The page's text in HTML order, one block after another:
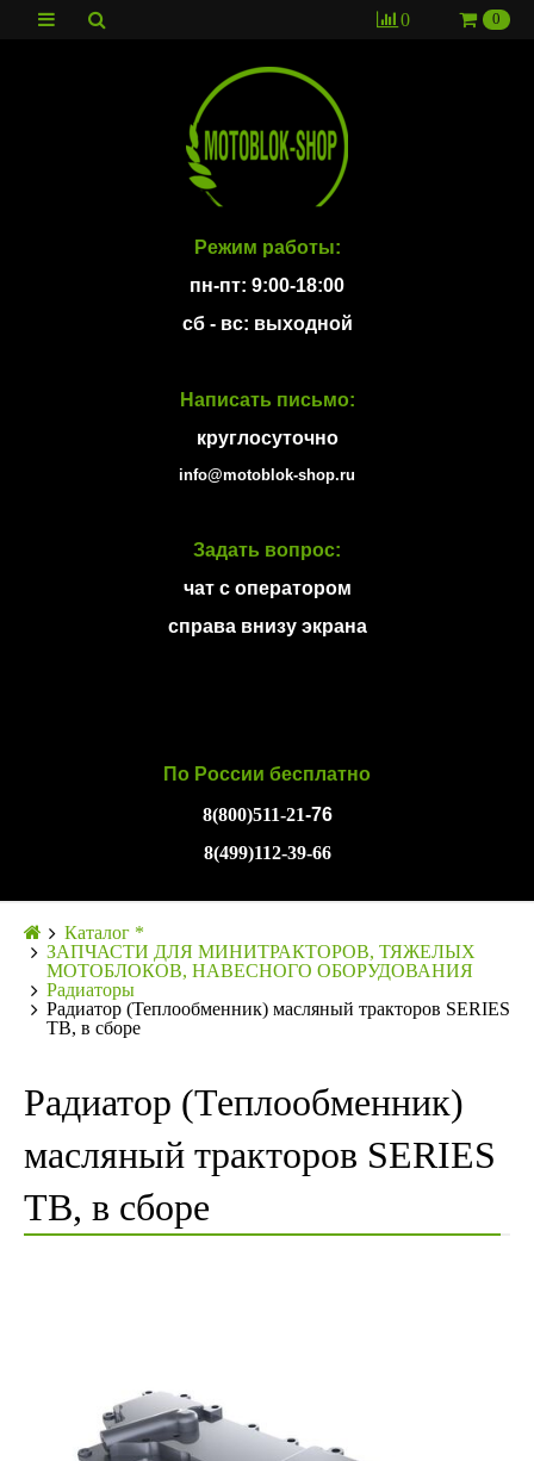
0 0
Режим работы:
пн-пт: 9:00-18:00
сб - вс: выходной
Написать письмо:
круглосуточно
info@motoblok-shop.ru
Задать вопрос:
чат с оператором
справа внизу экрана
По России бесплатно
8(800)511-21-76
8(499)112-39-66
Каталог *
ЗАПЧАСТИ ДЛЯ МИНИТРАКТОРОВ, ТЯЖЕЛЫХ
МОТОБЛОКОВ, НАВЕСНОГО ОБОРУДОВАНИЯ
Радиаторы
Радиатор (Теплообменник) масляный тракторов SERIES
TB, в сборе
Радиатор (Теплообменник)
масляный тракторов SERIES
TB, в сборе